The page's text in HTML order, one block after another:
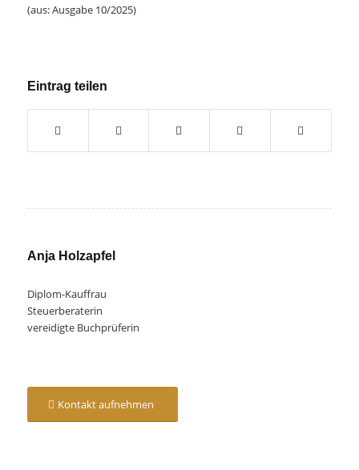
(aus: Ausgabe 10/2025)
Eintrag teilen
Anja Holzapfel
Diplom-Kauffrau
Steuerberaterin
vereidigte Buchprüferin
Kontakt aufnehmen